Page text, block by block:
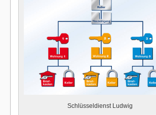
Schlüsseldienst Ludwig